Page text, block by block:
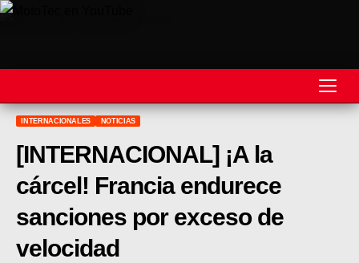
REVISTA
MOTOS
INTERNACIONALES NOTICIAS
[INTERNACIONAL] ¡A la
cárcel! Francia endurece
sanciones por exceso de
velocidad